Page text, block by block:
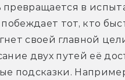
превращается в
тот, кто
своей главной
двух путей её
подсказки.